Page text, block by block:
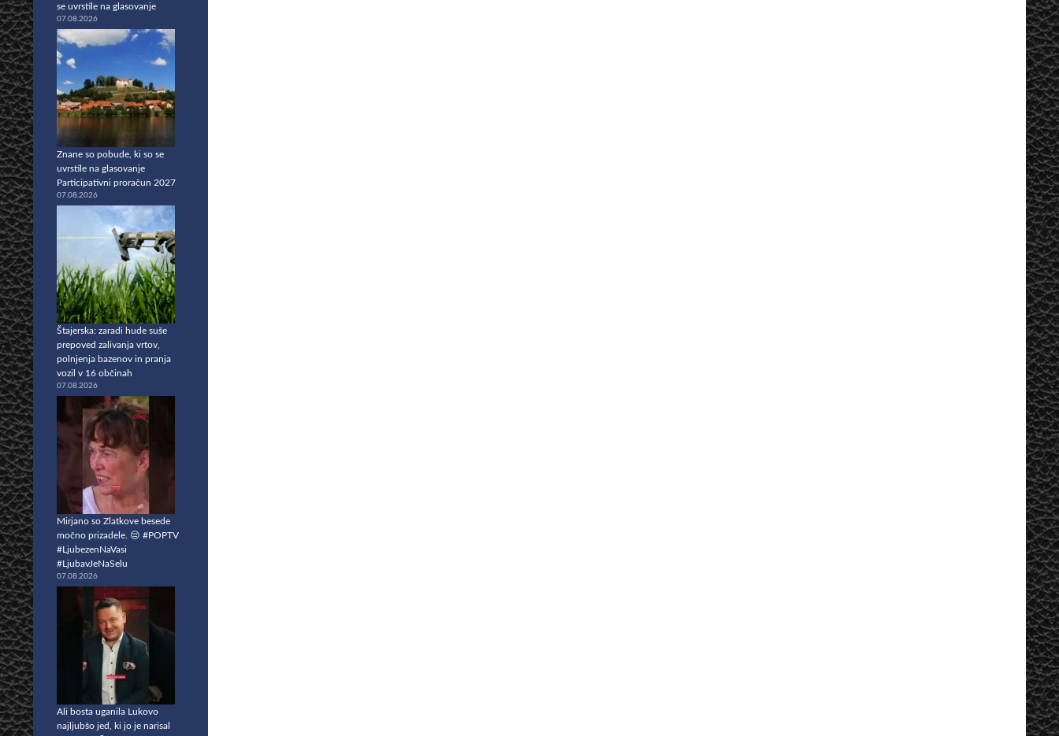
se uvrstile na glasovanje
07.08.2026
Znane so pobude, ki so se
uvrstile na glasovanje
Participativni proračun 2027
07.08.2026
Štajerska: zaradi hude suše
prepoved zalivanja vrtov,
polnjenja bazenov in pranja
vozil v 16 občinah
07.08.2026
Mirjano so Zlatkove besede
močno prizadele. 😔 #POPTV
#LjubezenNaVasi
#LjubavJeNaSelu
07.08.2026
Ali bosta uganila Lukovo
najljubšo jed, ki jo je narisal